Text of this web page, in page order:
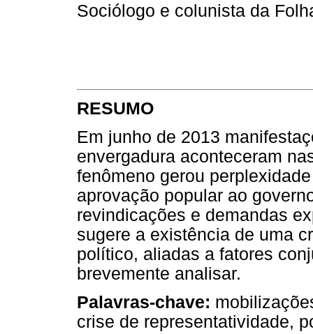
Sociólogo e colunista da
RESUMO
Em junho de 2013
envergadura aconteceram
fenômeno gerou
aprovação popular ao
revindicações e demandas
sugere a existência de uma
político, aliadas a fatores
brevemente analisar.
Palavras-chave:
crise de representatividade,